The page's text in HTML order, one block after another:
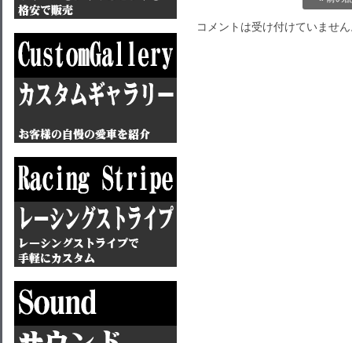
コメントは受け付けていませ